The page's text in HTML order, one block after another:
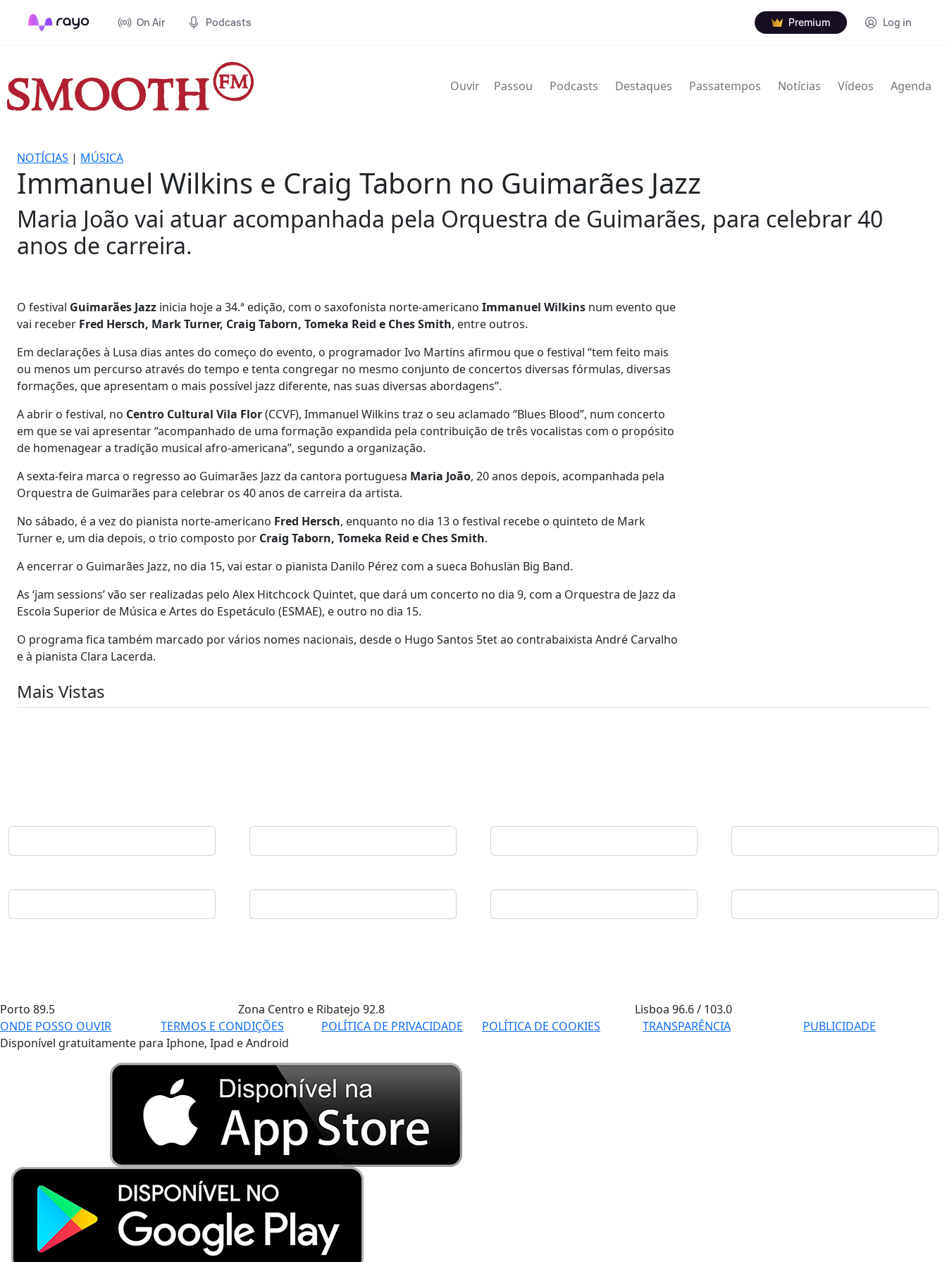
On Air Podcasts Premium Log in
Ouvir Passou Podcasts Destaques Passatempos Notícias Vídeos Agenda
NOTÍCIAS | MÚSICA
Immanuel Wilkins e Craig Taborn no Guimarães Jazz
Maria João vai atuar acompanhada pela Orquestra de Guimarães, para celebrar 40
anos de carreira.
O festival Guimarães Jazz inicia hoje a 34.ª edição, com o saxofonista norte-americano Immanuel Wilkins num evento que
vai receber Fred Hersch, Mark Turner, Craig Taborn, Tomeka Reid e Ches Smith, entre outros.
Em declarações à Lusa dias antes do começo do evento, o programador Ivo Martins afirmou que o festival “tem feito mais
ou menos um percurso através do tempo e tenta congregar no mesmo conjunto de concertos diversas fórmulas, diversas
formações, que apresentam o mais possível jazz diferente, nas suas diversas abordagens”.
A abrir o festival, no Centro Cultural Vila Flor(CCVF), Immanuel Wilkins traz o seu aclamado “Blues Blood”, num concerto
em que se vai apresentar “acompanhado de uma formação expandida pela contribuição de três vocalistas com o propósito
de homenagear a tradição musical afro-americana”, segundo a organização.
A sexta-feira marca o regresso ao Guimarães Jazz da cantora portuguesa Maria João, 20 anos depois, acompanhada pela
Orquestra de Guimarães para celebrar os 40 anos de carreira da artista.
No sábado, é a vez do pianista norte-americano Fred Hersch, enquanto no dia 13 o festival recebe o quinteto de Mark
Turner e, um dia depois, o trio composto por Craig Taborn, Tomeka Reid e Ches Smith.
A encerrar o Guimarães Jazz, no dia 15, vai estar o pianista Danilo Pérez com a sueca Bohuslän Big Band.
As ‘jam sessions’ vão ser realizadas pelo Alex Hitchcock Quintet, que dará um concerto no dia 9, com a Orquestra de Jazz da
Escola Superior de Música e Artes do Espetáculo (ESMAE), e outro no dia 15.
O programa fica também marcado por vários nomes nacionais, desde o Hugo Santos 5tet ao contrabaixista André Carvalho
e à pianista Clara Lacerda.
Mais Vistas
Porto 89.5 Zona Centro e Ribatejo 92.8 Lisboa96.6 / 103.0
ONDE POSSO OUVIR
TERMOS E CONDIÇÕES POLÍTICA DE PRIVACIDADE POLÍTICA DE COOKIES TRANSPARÊNCIA
PUBLICIDADE
Disponível gratuitamente para Iphone, Ipad e Android